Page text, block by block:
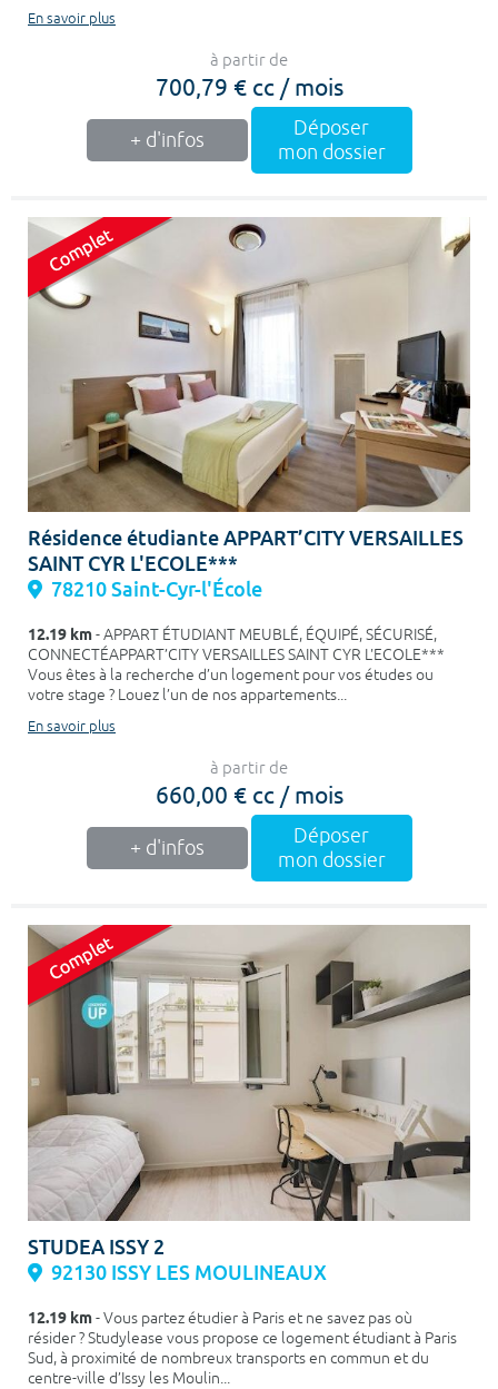
En savoir plus
à partir de
700,79 € cc / mois
+ d'infos
Déposer
mon dossier
Résidence étudiante APPART’CITY VERSAILLES
SAINT CYR L'ECOLE***
78210 Saint-Cyr-l'École
12.19 km- APPART ÉTUDIANT MEUBLÉ, ÉQUIPÉ, SÉCURISÉ,
CONNECTÉAPPART’CITY VERSAILLES SAINT CYR L'ECOLE***
Vous êtes à la recherche d’un logement pour vos études ou
votre stage ? Louez l’un de nos appartements...
En savoir plus
à partir de
660,00 € cc / mois
+ d'infos
Déposer
mon dossier
STUDEA ISSY 2
92130 ISSY LES MOULINEAUX
12.19 km- Vous partez étudier à Paris et ne savez pas où
résider ? Studylease vous propose ce logement étudiant à Paris
Sud, à proximité de nombreux transports en commun et du
centre-ville d’Issy les Moulin...